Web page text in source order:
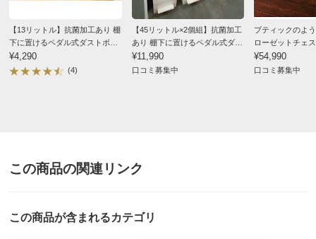
大阪府
蓋付きでちょうどいいサイズ感！
すべての口コミを見る
【13リットル】抗菌加工あり 棚
下に置けるペダル式ダストボッ
クス
¥4,290
(4)
【45リットル×2個組】抗菌加工
あり 棚下に置けるペダル式ダス
トボックス
¥11,990
口コミ募集中
ブティックのよ
ローゼットチェ
段
¥54,990
口コミ募集中
この商品の関連リンク
この商品が含まれるカテゴリ